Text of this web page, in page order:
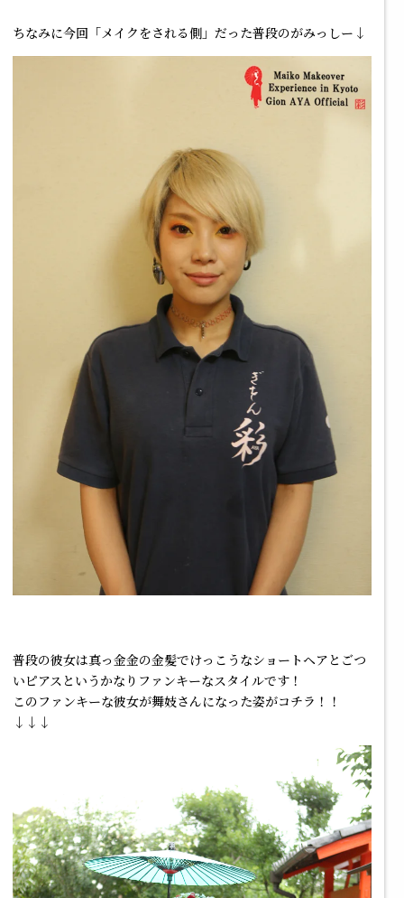
ちなみに今回「メイクをされる側」だった普段のがみっしー↓
普段の彼女は真っ金金の金髪でけっこうなショートヘアとごつ
いピアスというかなりファンキーなスタイルです！
このファンキーな彼女が舞妓さんになった姿がコチラ！！
↓↓↓